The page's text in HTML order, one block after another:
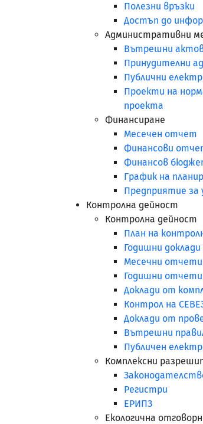
Полезни връзки
Достъп до
Административни
Вътрешни
Принудителни
Публични
Проекти на
проекта
Финансиране
Месечен отчет
Финансови
Финансов
График на
Предприятие за
Контролна дейност
Контролна дейност
План на
Годишни
Месечни отчети
Годишни отчети
Доклади от
Контрол на
Доклади от
Вътрешни
Публичен
Комплексни
Регистри
ЕРИПЗ
Екологична